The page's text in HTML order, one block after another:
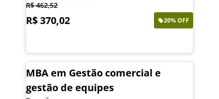
R$ 462,52
R$ 370,02 20% OFF
MBA em Gestão comercial e
gestão de equipes